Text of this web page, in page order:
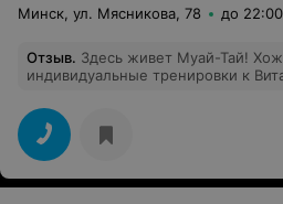
Минск, ул. Мясникова, 78 до 22:00
Отзыв. Здесь живет Муай-Тай!
индивидуальные тренировки к
профессиональные тренера. Зал
расположение. Приходите, Вам